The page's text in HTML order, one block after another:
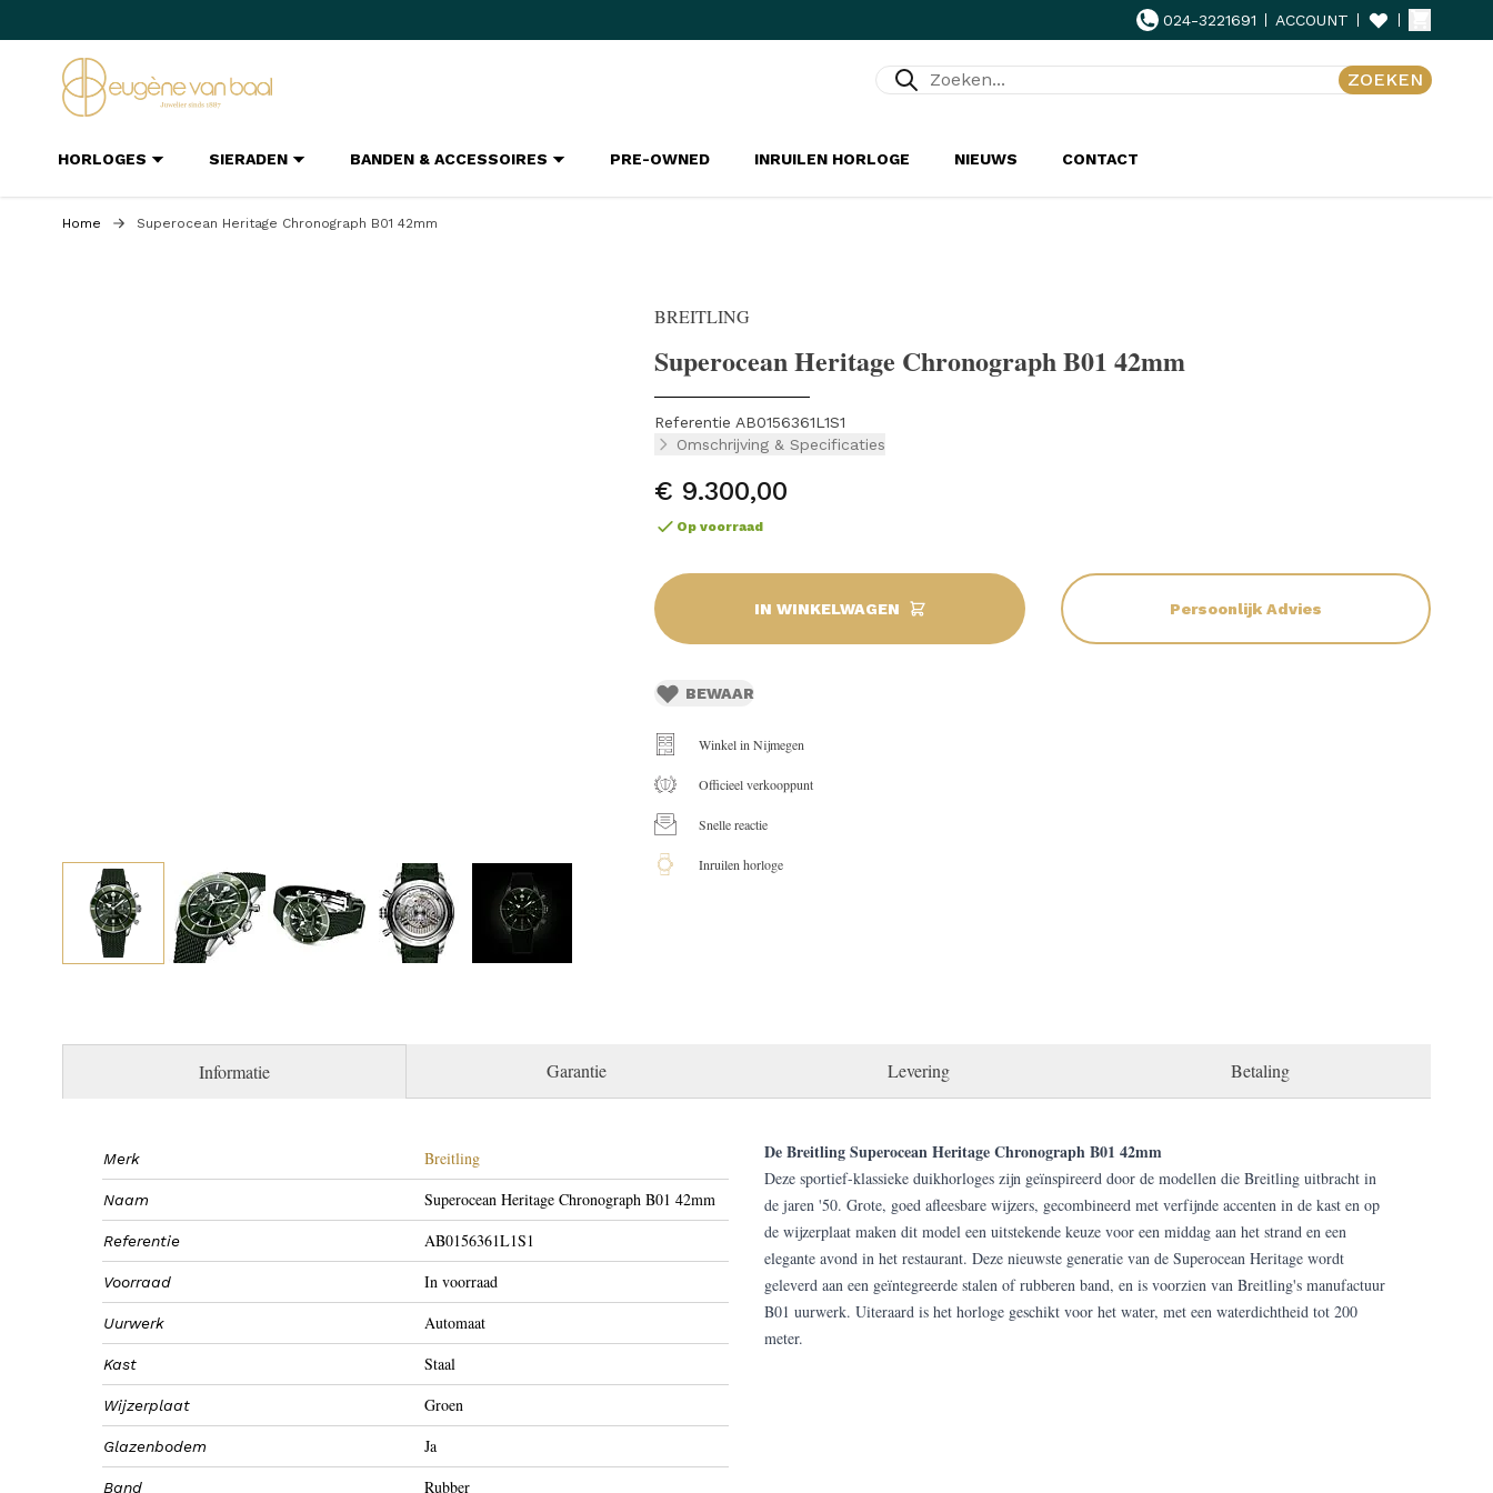
024-3221691 ACCOUNT
Zoeken... ZOEKEN
HORLOGES SIERADEN BANDEN & ACCESSOIRES PRE-OWNED INRUILEN HORLOGE NIEUWS CONTACT
Home Superocean Heritage Chronograph B01 42mm
BREITLING
Superocean Heritage Chronograph B01 42mm
Referentie AB0156361L1S1
Omschrijving & Specificaties
€ 9.300,00
Op voorraad
IN WINKELWAGEN Persoonlijk Advies
BEWAAR
Winkel in Nijmegen
Officieel verkooppunt
Snelle reactie
Inruilen horloge
Informatie
Merk Breitling
Naam Superocean Heritage Chronograph B01 42mm
Referentie AB0156361L1S1
Voorraad In voorraad
Uurwerk Automaat
Kast Staal
Wijzerplaat Groen
Glazenbodem Ja
Band Rubber
De Breitling Superocean Heritage Chronograph B01 42mm
Deze sportief-klassieke duikhorloges zijn geïnspireerd door de modellen die Breitling uitbracht in
de jaren '50. Grote, goed afleesbare wijzers, gecombineerd met verfijnde accenten in de kast en op
de wijzerplaat maken dit model een uitstekende keuze voor een middag aan het strand en een
elegante avond in het restaurant. Deze nieuwste generatie van de Superocean Heritage wordt
geleverd aan een geïntegreerde stalen of rubberen band, en is voorzien van Breitling's manufactuur
B01 uurwerk. Uiteraard is het horloge geschikt voor het water, met een waterdichtheid tot 200
meter.
Garantie Levering Betaling